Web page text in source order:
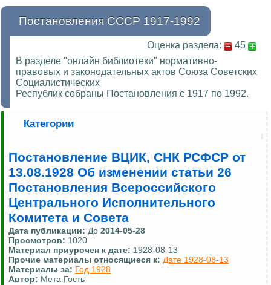
Постановления СССР 1917-1992
Оценка раздела:
45
В разделе "онлайн библиотеки" нормативно-
правовых и законодательных актов Союза Советских
Социалистических
Республик собраны Постановления с 1917 по 1992.
Категории
Постановление ВЦИК, СНК РСФСР от
13.08.1928 Об изменении статьи 26
Постановления Всероссийского
Центрального Исполнительного
Комитета и Совета
Дата публикации: До 2014-05-28
Просмотров: 1020
Материал приурочен к дате: 1928-08-13
Прочие материалы относящиеся к: Дате 1928-08-13
Материалы за: Год 1928
Автор: Мета Гость